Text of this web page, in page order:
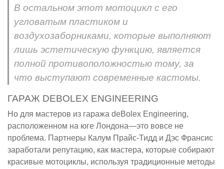
В остальном этот мотоцикл с его
угловатым пластиком и
воздухозаборниками, которые выполняют
лишь эстетическую функцию, является
полной противоположностью тому, за
что выступают современные кастомы.
ГАРАЖ DEBOLEX ENGINEERING
Но для мастеров из гаража deBolex Engineering,
расположенном на юге Лондона—это вовсе не
проблема. Партнеры Калум Прайс-Тидд и Дэс Франсис
заработали репутацию, как мастера, которые собирают
красивые мотоциклы, используя традиционные методы